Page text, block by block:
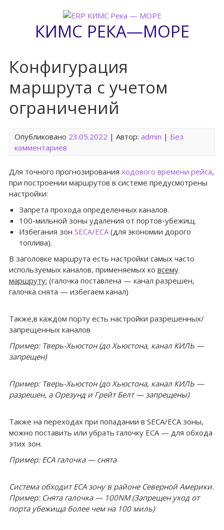
содержимомуКИМС РЕКА—МОРЕ
Конфигурация
маршрута с учетом
ограничений
Опубликовано 23.05.2022 | Автор: admin | Без
комментариев
Для точного прогнозирования ходового времени рейса,
при построении маршрутов в системе предусмотрены
настройки:
Запрета прохода определенных каналов.
100-мильной зоны удаления от портов-убежищ.
Избегания зон SECA/ECA(для экономии дорого
топлива).
В заголовке маршрута есть настройки самых часто
используемых каналов, применяемых ко всему
маршруту: (галочка поставлена — канал разрешен,
галочка снята — избегаем канал)
Также,в каждом порту есть настройки разрешенных/
запрещенных каналов
Пример: Тверь-Хьюстон (до Хьюстона, канал КИЛЬ —
запрещен)
Пример: Тверь-Хьюстон (до Хьюстона, канал КИЛЬ —
разрешен, а Орезунд и Грейт Белт — запрещены)
Также на переходах при попадании в SECA/ECA зоны,
можно поставить или убрать галочку ECA — для обхода
этих зон.
Пример: ECA галочка — снята
Система обходит ECA зону в районе Северной Америки.
Пример: Снята галочка — 100NM (Запрещен уход от
порта убежища более чем на 100 миль)